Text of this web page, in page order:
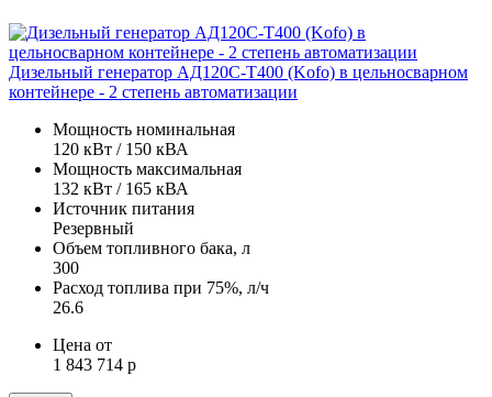
Дизельный генератор АД120С-Т400 (Kofo) в цельносварном
контейнере - 2 степень автоматизации
Мощность номинальная
120 кВт / 150 кВА
Мощность максимальная
132 кВт / 165 кВА
Источник питания
Резервный
Объем топливного бака, л
300
Расход топлива при 75%, л/ч
26.6
Цена от
1 843 714 р